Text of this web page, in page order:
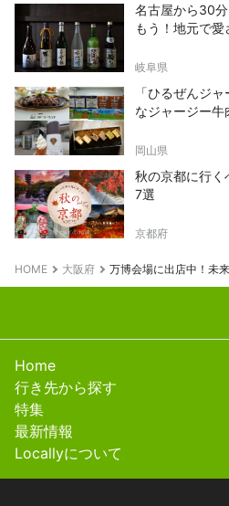
名古屋から30
もう！地元で
岐阜県
「ひるぜんジ
なジャージー牛
岡山県
秋の京都に行く
7選
京都府
HOME 大阪府 万博会場に出店中！未
Home
行き先から探す
特集
最新情報
Locallyについて